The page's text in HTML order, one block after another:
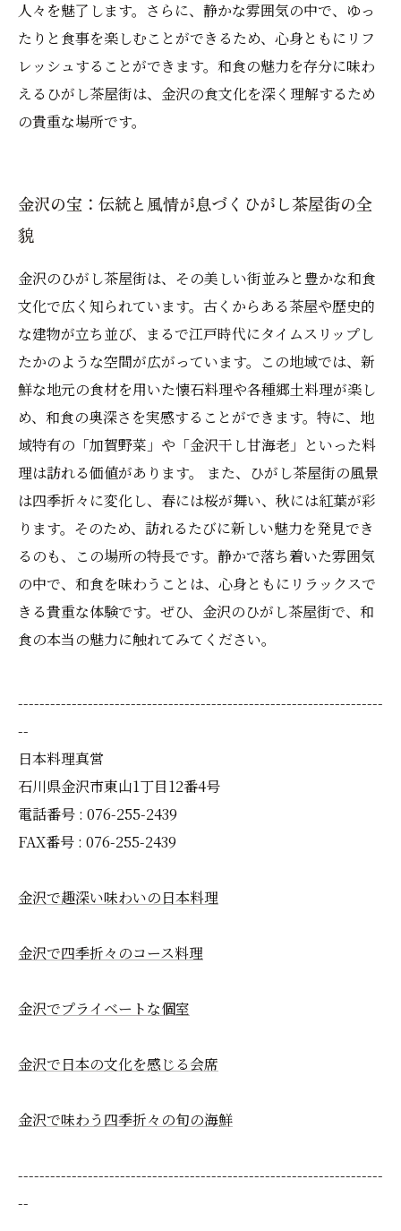
人々を魅了します。さらに、静かな雰囲気の中で、ゆっ
たりと食事を楽しむことができるため、心身ともにリフ
レッシュすることができます。和食の魅力を存分に味わ
えるひがし茶屋街は、金沢の食文化を深く理解するため
の貴重な場所です。
金沢の宝：伝統と風情が息づくひがし茶屋街の全
貌
金沢のひがし茶屋街は、その美しい街並みと豊かな和食
文化で広く知られています。古くからある茶屋や歴史的
な建物が立ち並び、まるで江戸時代にタイムスリップし
たかのような空間が広がっています。この地域では、新
鮮な地元の食材を用いた懐石料理や各種郷土料理が楽し
め、和食の奥深さを実感することができます。特に、地
域特有の「加賀野菜」や「金沢干し甘海老」といった料
理は訪れる価値があります。 また、ひがし茶屋街の風景
は四季折々に変化し、春には桜が舞い、秋には紅葉が彩
ります。そのため、訪れるたびに新しい魅力を発見でき
るのも、この場所の特長です。静かで落ち着いた雰囲気
の中で、和食を味わうことは、心身ともにリラックスで
きる貴重な体験です。ぜひ、金沢のひがし茶屋街で、和
食の本当の魅力に触れてみてください。
--------------------------------------------------------------------
--
日本料理真営
石川県金沢市東山1丁目12番4号
電話番号 : 076-255-2439
FAX番号 : 076-255-2439
金沢で趣深い味わいの日本料理
金沢で四季折々のコース料理
金沢でプライベートな個室
金沢で日本の文化を感じる会席
金沢で味わう四季折々の旬の海鮮
--------------------------------------------------------------------
--